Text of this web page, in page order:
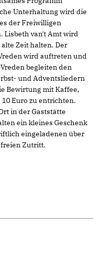
Unterhaltung wird die
der Freiwilligen
Lisbeth van't Amt wird
Zeit halten. Der
wird auftreten und
begleiten den
und Adventsliedern
Bewirtung mit Kaffee,
Euro zu entrichten.
in der Gaststätte
ein kleines Geschenk
eingeladenen über
Zutritt.